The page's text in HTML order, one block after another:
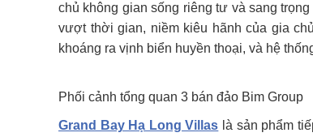
chủ không gian sống riêng tư và sang
vượt thời gian, niềm kiêu hãnh của gia
khoáng ra vịnh biển huyền thoại, và hệ
Phối cảnh tổng quan 3 bán đảo Bim Group
Grand Bay Hạ Long Villas là sản phẩm